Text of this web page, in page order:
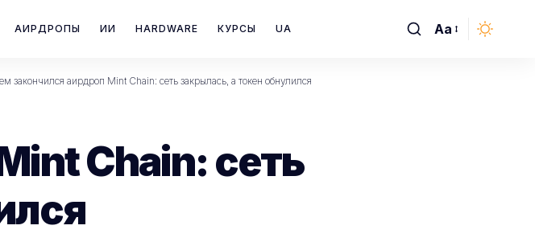
АИРДРОПЫ ИИ HARDWARE КУРСЫ UA
Font
Aa
закончился аирдроп Mint Chain: сеть закрылась, а токен обнулился
Chain: сеть